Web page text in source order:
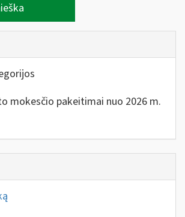
mokesčio pakeitimai nuo 2026 m.